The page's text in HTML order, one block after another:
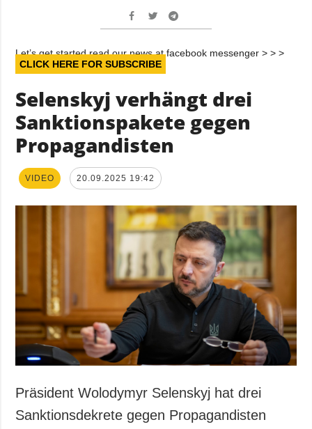
Let’s get started read our news at facebook messenger > > >
CLICK HERE FOR SUBSCRIBE
Selenskyj verhängt drei
Sanktionspakete gegen
Propagandisten
VIDEO 20.09.2025 19:42
Präsident Wolodymyr Selenskyj hat drei
Sanktionsdekrete gegen Propagandisten